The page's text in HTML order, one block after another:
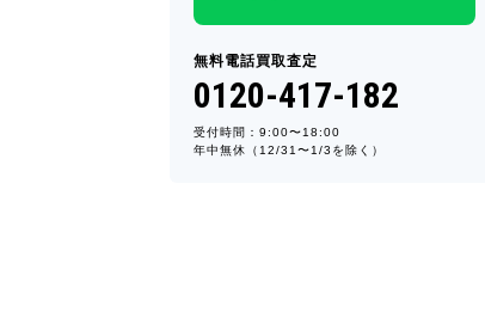
無料電話買取査定
0120-417-182
受付時間：9:00〜18:00
年中無休（12/31〜1/3を除く）